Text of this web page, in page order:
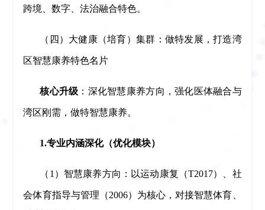
跨境、数字、法治融合特色。
（四）大健康（培育）集群：做特发展，打造湾
区智慧康养特色名片
核心升级 ：深化智慧康养方向，强化医体融合与
湾区刚需，做特智慧康养。
1.专业内涵深化（优化模块）
（1）智慧康养方向：以运动康复（T2017）、社
会体育指导与管理（2006）为核心，对接智慧体育、